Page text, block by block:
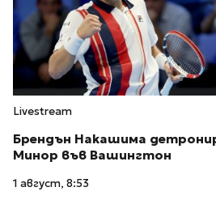
Livestream
Брендън Накашима
Минор във Вашингтон
1 август, 8:53